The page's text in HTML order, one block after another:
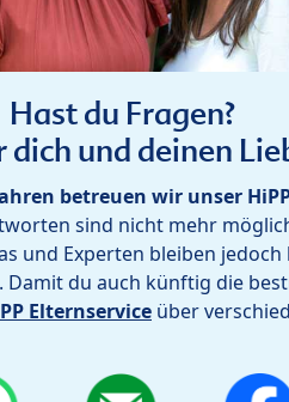
Hast du Fragen?
und deinen
betreuen wir unser
sind nicht mehr
und Experten bleiben
du auch künftig die
Elternservice über